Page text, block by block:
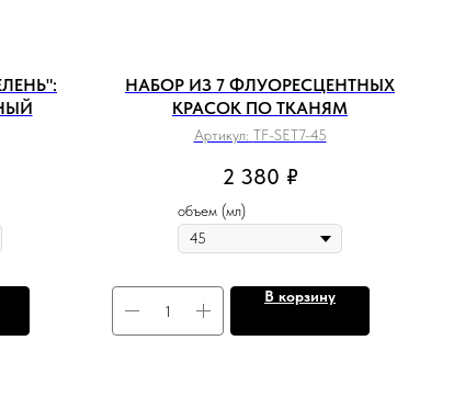
НАБОР ИЗ 7 ФЛУОРЕСЦЕНТНЫХ
КРАСОК ПО ТКАНЯМ
Артикул: TF-SET7-45
2 380 ₽
объем (мл)
В корзину